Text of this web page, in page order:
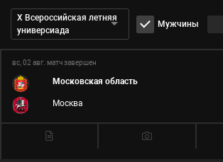
Дивизион:
Х Всероссийская летняя
универсиада
Мужчины
вс, 02 авг. матч завершен
Московская область
Москва